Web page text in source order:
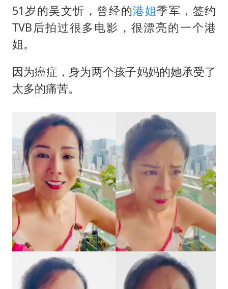
51岁的吴文忻，曾经的港姐季军，签约
TVB后拍过很多电影，很漂亮的一个港
姐。
因为癌症，身为两个孩子妈妈的她承受了
太多的痛苦。